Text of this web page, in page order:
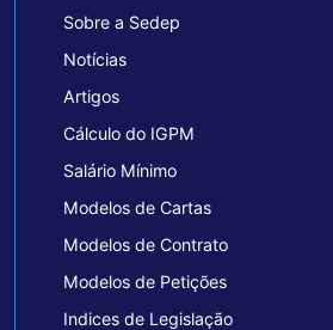
Sobre a Sedep
Notícias
Artigos
Cálculo do IGPM
Salário Mínimo
Modelos de Cartas
Modelos de Contrato
Modelos de Petições
Indices de Legislação